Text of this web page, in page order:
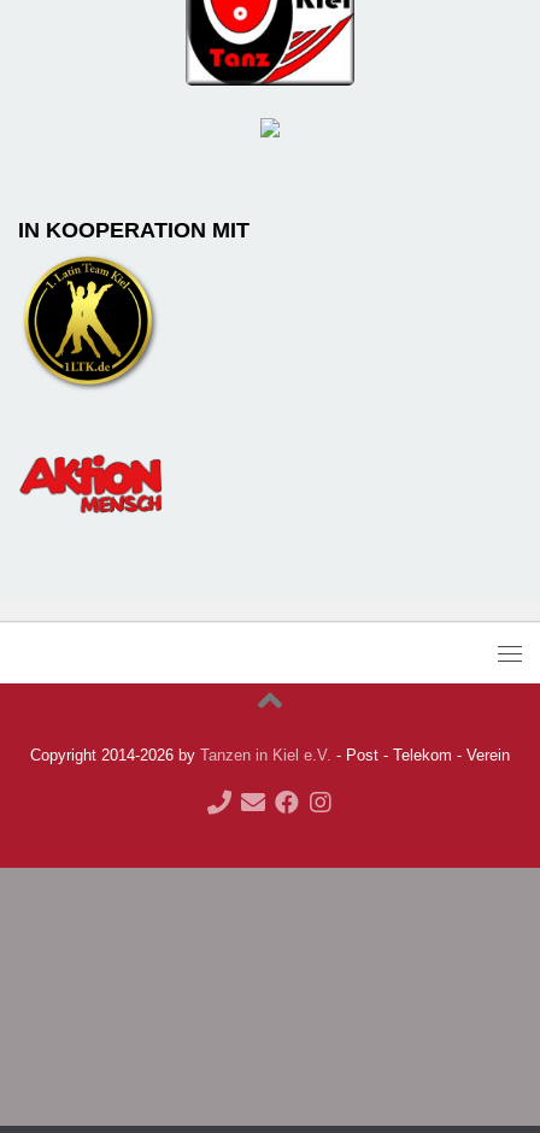
IN KOOPERATION MIT
Copyright 2014-2026 by Tanzen in Kiel e.V. - Post - Telekom - Verein